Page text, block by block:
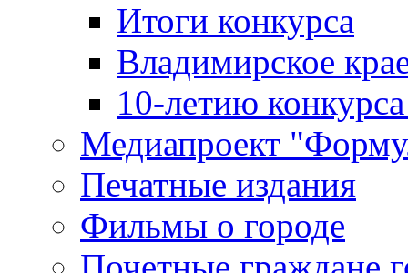
Итоги конкурса
Владимирское
10-летию
Медиапроект
Печатные издания
Фильмы о городе